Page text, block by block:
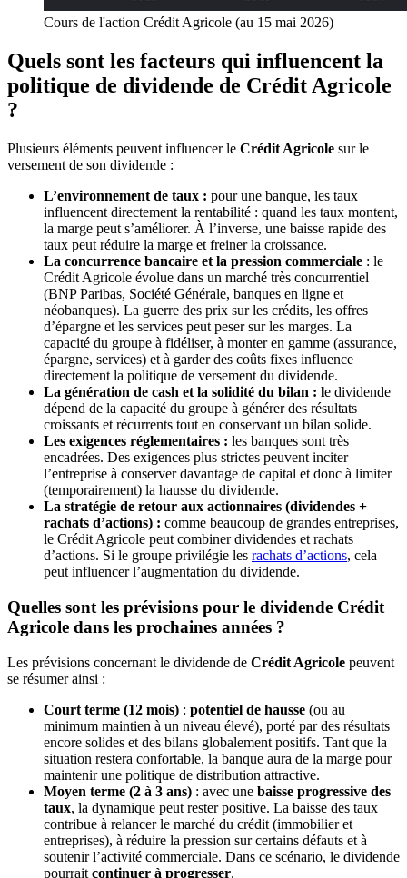
Cours de l'action Crédit Agricole (au 15 mai 2026)
Quels sont les facteurs qui influencent la
politique de dividende de Crédit Agricole
?
Plusieurs éléments peuvent influencer le Crédit Agricole sur le
versement de son dividende :
L’environnement de taux : pour une banque, les taux
influencent directement la rentabilité : quand les taux montent,
la marge peut s’améliorer. À l’inverse, une baisse rapide des
taux peut réduire la marge et freiner la croissance.
La concurrence bancaire et la pression commerciale : le
Crédit Agricole évolue dans un marché très concurrentiel
(BNP Paribas, Société Générale, banques en ligne et
néobanques). La guerre des prix sur les crédits, les offres
d’épargne et les services peut peser sur les marges. La
capacité du groupe à fidéliser, à monter en gamme (assurance,
épargne, services) et à garder des coûts fixes influence
directement la politique de versement du dividende.
La génération de cash et la solidité du bilan : le dividende
dépend de la capacité du groupe à générer des résultats
croissants et récurrents tout en conservant un bilan solide.
Les exigences réglementaires : les banques sont très
encadrées. Des exigences plus strictes peuvent inciter
l’entreprise à conserver davantage de capital et donc à limiter
(temporairement) la hausse du dividende.
La stratégie de retour aux actionnaires (dividendes +
rachats d’actions) : comme beaucoup de grandes entreprises,
le Crédit Agricole peut combiner dividendes et rachats
d’actions. Si le groupe privilégie les rachats d’actions, cela
peut influencer l’augmentation du dividende.
Quelles sont les prévisions pour le dividende Crédit
Agricole dans les prochaines années ?
Les prévisions concernant le dividende de Crédit Agricole peuvent
se résumer ainsi :
Court terme (12 mois) : potentiel de hausse (ou au
minimum maintien à un niveau élevé), porté par des résultats
encore solides et des bilans globalement positifs. Tant que la
situation restera confortable, la banque aura de la marge pour
maintenir une politique de distribution attractive.
Moyen terme (2 à 3 ans) : avec une baisse progressive des
taux, la dynamique peut rester positive. La baisse des taux
contribue à relancer le marché du crédit (immobilier et
entreprises), à réduire la pression sur certains défauts et à
soutenir l’activité commerciale. Dans ce scénario, le dividende
pourrait continuer à progresser.